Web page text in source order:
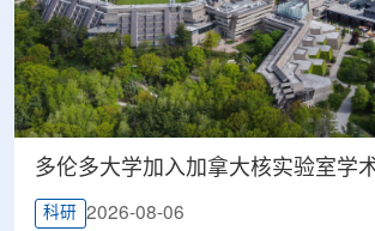
多伦多大学加入加拿大核实验室学
科研 2026-08-06